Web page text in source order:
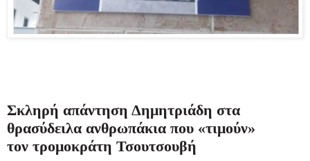
Σκληρή απάντηση Δημητριάδη στα
θρασύδειλα ανθρωπάκια που «τιμούν»
τον τρομοκράτη Τσουτσουβή